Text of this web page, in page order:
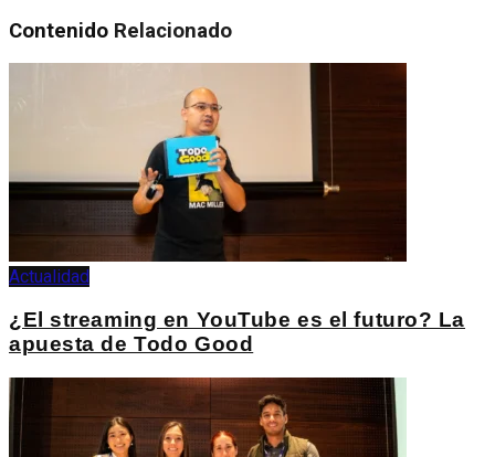
Contenido Relacionado
Actualidad
¿El streaming en YouTube es el futuro? La
apuesta de Todo Good